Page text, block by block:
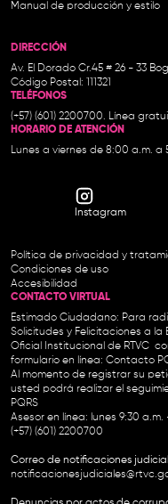
Manual de producción y estilo
DIRECCIÓN
Av. El Dorado Cr.45 # 26 - 33
Código Postal: 111321
TELÉFONOS
(+57) (601) 2200700. Línea
HORARIO DE ATENCIÓN
Lunes a viernes de 8:00 a.m. a
Instagram
Política de privacidad y
Condiciones de uso
Accesibilidad
CONTACTO VIRTUAL
Estimado Ciudadano: Para
Solicitudes y Felicitaciones a
Oficial Institucional de RTVC
formulario en línea: Contacto
Al momento de registrar su
usted podrá realizar el
PQRS
Asesor en línea: lunes 9:30 a.m.
(+57) (601) 2200700
Correo de notificaciones